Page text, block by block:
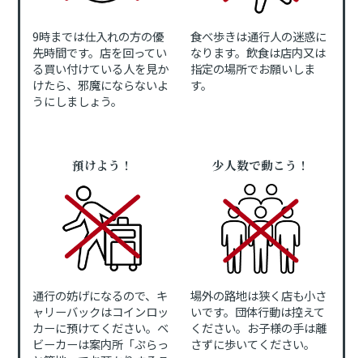
9時までは仕入れの方の優
先時間です。店を回ってい
る買い付けている人を見か
けたら、邪魔にならないよ
うにしましょう。
食べ歩きは通行人の迷惑に
なります。飲食は店内又は
指定の場所でお願いしま
す。
預けよう！
通行の妨げになるので、キ
ャリーバックはコインロッ
カーに預けてください。ベ
ビーカーは案内所「ぷらっ
少人数で動こう！
場外の路地は狭く店も小さ
いです。団体行動は控えて
ください。お子様の手は離
さずに歩いてください。